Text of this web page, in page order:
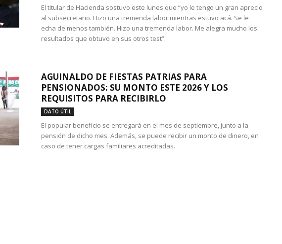
El titular de Hacienda sostuvo este lunes que “yo le tengo un gran aprecio
al subsecretario. Hizo una tremenda labor mientras estuvo acá. Se le
echa de menos también. Hizo una tremenda labor. Me alegra mucho los
resultados que obtuvo en sus otros test”.
AGUINALDO DE FIESTAS PATRIAS PARA
PENSIONADOS: SU MONTO ESTE 2026 Y LOS
REQUISITOS PARA RECIBIRLO
DATO ÚTIL
El popular beneficio se entregará en el mes de septiembre, junto a la
pensión de dicho mes. Además, se puede recibir un monto de dinero, en
caso de tener cargas familiares acreditadas.